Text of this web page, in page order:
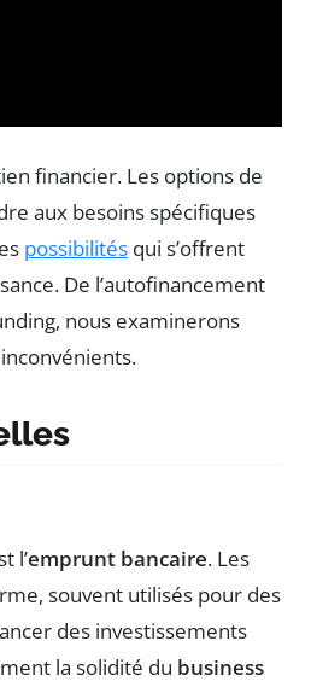
financier. Les options de
aux besoins spécifiques
possibilités qui s’offrent
De l’autofinancement
nous examinerons
l’emprunt bancaire. Les
souvent utilisés pour des
des investissements
la solidité du business